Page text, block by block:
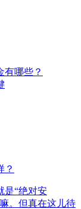
有哪些？
？
是“绝对安
。但真在这儿待